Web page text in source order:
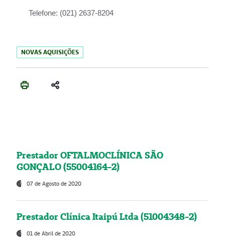
Telefone: (021) 2637-8204
NOVAS AQUISIÇÕES
Prestador OFTALMOCLÍNICA SÃO
GONÇALO (55004164-2)
07 de Agosto de 2020
Prestador Clínica Itaipú Ltda (51004348-2)
01 de Abril de 2020